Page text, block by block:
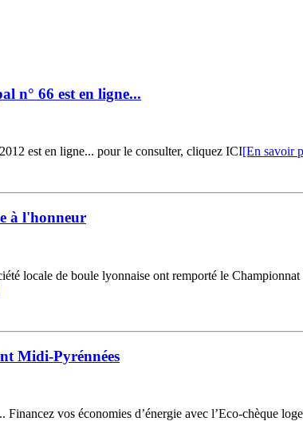
n° 66 est en ligne...
est en ligne... pour le consulter, cliquez ICI[En savoir
à l'honneur
locale de boule lyonnaise ont remporté le
Midi-Pyrénnées
vos économies d’énergie avec l’Eco-chèque